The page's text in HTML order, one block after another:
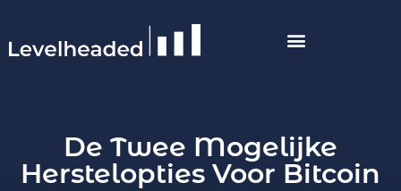
De Twee Mogelijke
Herstelopties Voor Bitcoin